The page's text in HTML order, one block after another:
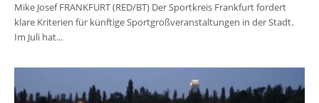
Mike Josef FRANKFURT (RED/BT) Der Sportkreis Frankfurt fordert
klare Kriterien für künftige Sportgroßveranstaltungen in der Stadt.
Im Juli hat...